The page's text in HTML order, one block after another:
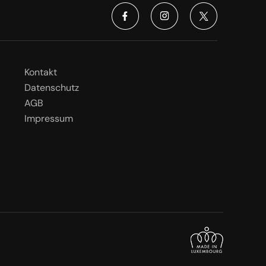
Kontakt
Datenschutz
AGB
Impressum